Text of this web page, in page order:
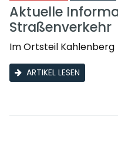
Aktuelle
Straßenverkehr
Im Ortsteil Kahlenberg
ARTIKEL LESEN